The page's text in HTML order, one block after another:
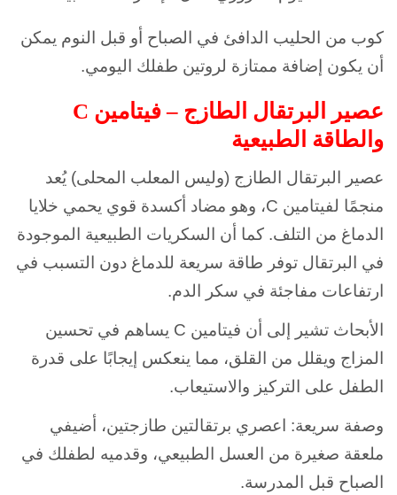
كوب من الحليب الدافئ في الصباح أو قبل النوم يمكن
أن يكون إضافة ممتازة لروتين طفلك اليومي.
عصير البرتقال الطازج – فيتامين C
والطاقة الطبيعية
عصير البرتقال الطازج (وليس المعلب المحلى) يُعد
منجمًا لفيتامين C، وهو مضاد أكسدة قوي يحمي خلايا
الدماغ من التلف. كما أن السكريات الطبيعية الموجودة
في البرتقال توفر طاقة سريعة للدماغ دون التسبب في
ارتفاعات مفاجئة في سكر الدم.
الأبحاث تشير إلى أن فيتامين C يساهم في تحسين
المزاج ويقلل من القلق، مما ينعكس إيجابًا على قدرة
الطفل على التركيز والاستيعاب.
وصفة سريعة: اعصري برتقالتين طازجتين، أضيفي
ملعقة صغيرة من العسل الطبيعي، وقدميه لطفلك في
الصباح قبل المدرسة.